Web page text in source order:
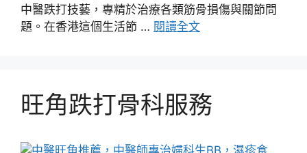
中醫跌打技藝，專精於治療各類筋骨損傷與關節問
題。在香港這個生活節 … 閱讀全文
旺角跌打骨科服務